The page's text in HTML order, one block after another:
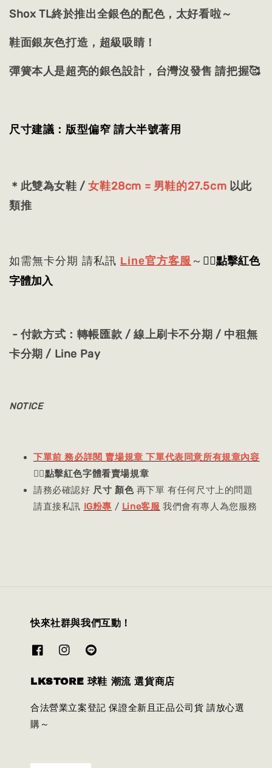
Shox TL終於推出全銀色的配色，太好看啦～
鞋面銀灰色打造，超級吸睛！
彈簧本人是超亮的銀色設計，台灣沒發售 請把握🥰
尺寸建議：版型偏窄 請大半號著用
＊此雙為女鞋 /女鞋28cm = 男鞋的27.5cm 以此
類推
如需無卡分期 請私訊 Line官方客服 ～ 👈🏻點擊紅色
字體加入
- 付款方式：轉帳匯款 / 線上刷卡不分期 / 中租無
卡分期 / Line Pay
NOTICE
下單前 務必詳閱 賣場規章 下單代表同意所有規章內容
👈🏻點擊紅色字體看賣場規章
請務必確認好 尺寸 顏色再下單 有任何尺寸上的問題
請直接私訊 IG粉專 / Line客服 我們會有專人為您服務
快來社群與我們互動！
LKSTORE 球鞋 潮流 選貨商店
合法營業立案登記 保證全新且正品公司貨 請放心選
購～